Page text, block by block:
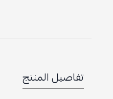
تفاصيل المنتج